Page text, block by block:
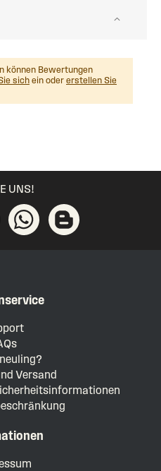
können Bewertungen
sich ein oder erstellen Sie
UNS!
Versand